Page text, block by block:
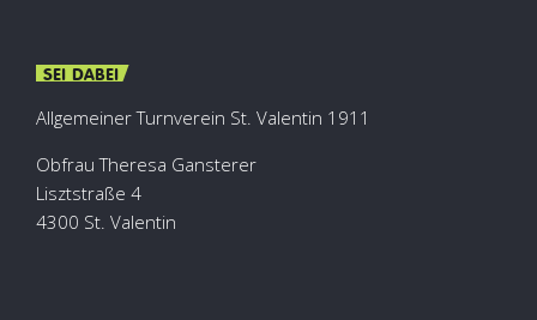
SEI DABEI
Allgemeiner Turnverein St. Valentin 1911
Obfrau Theresa Gansterer
Lisztstraße 4
4300 St. Valentin